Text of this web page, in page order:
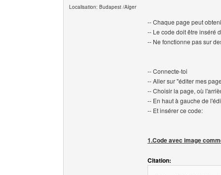
Localisation: Budapest /Alger
-- Chaque page peut
-- Le code doit être inséré
-- Ne fonctionne pas sur
-- Connecte-toi
-- Aller sur "éditer mes
-- Choisir la page, où
-- En haut à gauche de
-- Et insérer ce code:
1.Code avec image
Citation: